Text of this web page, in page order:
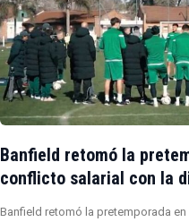
Banfield retomó la
conflicto salarial con la
Banfield retomó la pretemporada